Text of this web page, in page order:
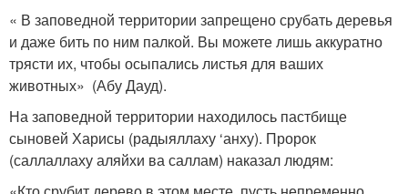
« В заповедной территории запрещено срубать деревья
и даже бить по ним палкой. Вы можете лишь аккуратно
трясти их, чтобы осыпались листья для ваших
животных» (Абу Дауд).
На заповедной территории находилось пастбище
сыновей Харисы (радыяллаху ‘анху). Пророк
(саллаллаху аляйхи ва саллам) наказал людям: